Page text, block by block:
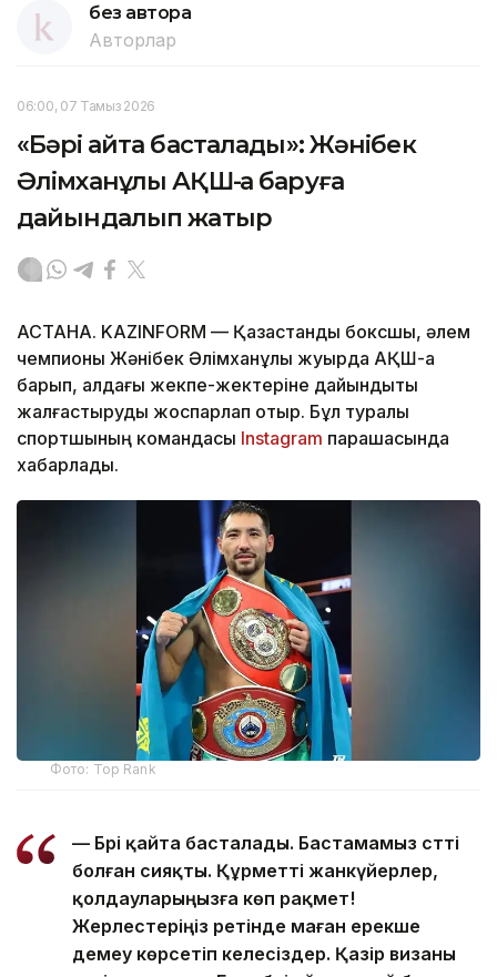
без автора
Авторлар
06:00, 07 Тамыз 2026
«Бәрі қайта басталады»: Жәнібек
Әлімханұлы АҚШ-қа баруға
дайындалып жатыр
АСТАНА. KAZINFORM — Қазақстандық боксшы, әлем
чемпионы Жәнібек Әлімханұлы жуырда АҚШ-қа
барып, алдағы жекпе-жектеріне дайындықты
жалғастыруды жоспарлап отыр. Бұл туралы
спортшының командасы Instagram парақшасында
хабарлады.
Фото: Top Rank
— Бәрі қайта басталады. Бастамамыз сәтті
болған сияқты. Құрметті жанкүйерлер,
қолдауларыңызға көп рақмет!
Жерлестеріңіз ретінде маған ерекше
демеу көрсетіп келесіздер. Қазір визаны